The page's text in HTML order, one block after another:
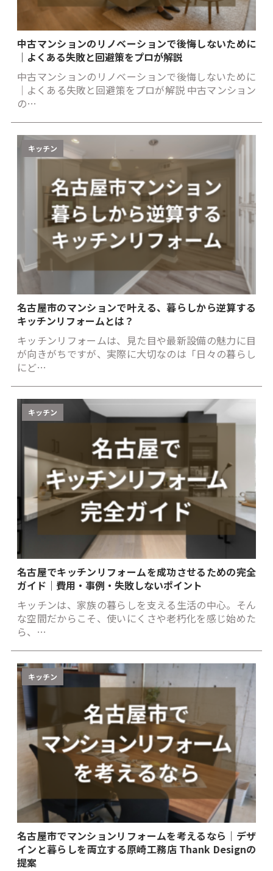
中古マンションのリノベーションで後悔しないために
｜よくある失敗と回避策をプロが解説
中古マンションのリノベーションで後悔しないために
｜よくある失敗と回避策をプロが解説 中古マンション
の…
キッチン
名古屋市のマンションで叶える、暮らしから逆算する
キッチンリフォームとは？
キッチンリフォームは、見た目や最新設備の魅力に目
が向きがちですが、実際に大切なのは「日々の暮らし
にど…
キッチン
名古屋でキッチンリフォームを成功させるための完全
ガイド｜費用・事例・失敗しないポイント
キッチンは、家族の暮らしを支える生活の中心。そん
な空間だからこそ、使いにくさや老朽化を感じ始めた
ら、…
キッチン
名古屋市でマンションリフォームを考えるなら｜デザ
インと暮らしを両立する原崎工務店 Thank Designの
提案